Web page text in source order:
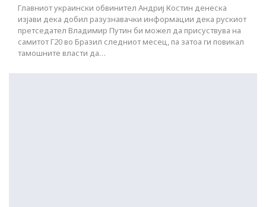
Главниот украински обвинител Андриј Костин денеска
изјави дека добил разузнавачки информации дека рускиот
претседател Владимир Путин би можел да присуствува на
самитот Г20 во Бразил следниот месец, па затоа ги повикал
тамошните власти да…